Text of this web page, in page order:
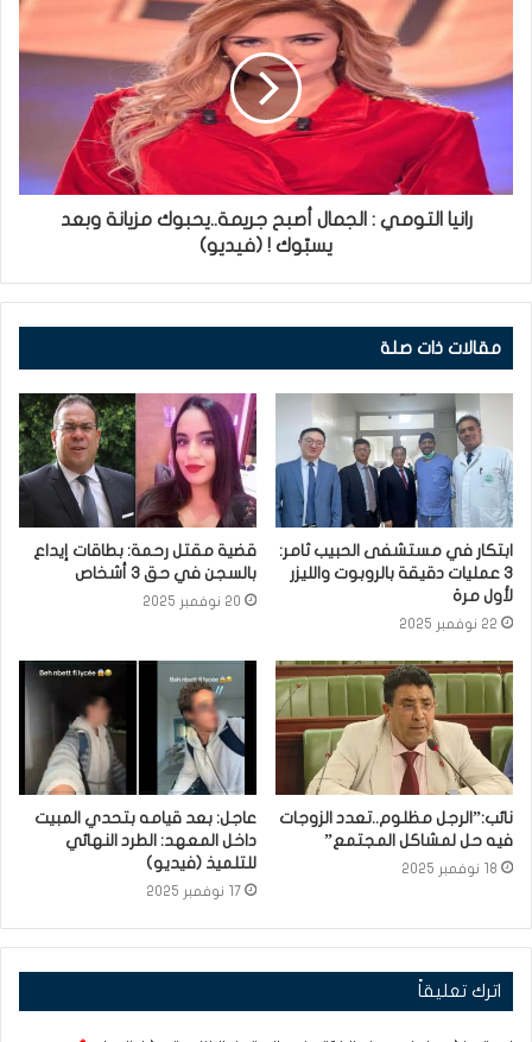
رانيا التومي : الجمال أصبح جريمة..يحبوك مزيانة وبعد
يسبّوك ! (فيديو)
مقالات ذات صلة
ابتكار في مستشفى الحبيب ثامر:
3 عمليات دقيقة بالروبوت والليزر
لأول مرة
22 نوفمبر 2025
قضية مقتل رحمة: بطاقات إيداع
بالسجن في حق 3 أشخاص
20 نوفمبر 2025
نائب:”الرجل مظلوم..تعدد الزوجات
فيه حل لمشاكل المجتمع”
18 نوفمبر 2025
عاجل: بعد قيامه بتحدي المبيت
داخل المعهد: الطرد النهائي
للتلميذ (فيديو)
17 نوفمبر 2025
اترك تعليقاً